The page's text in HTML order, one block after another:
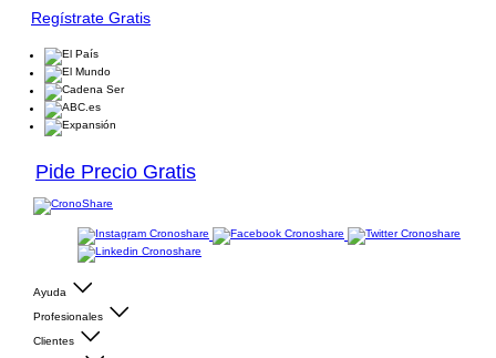
Regístrate Gratis
Pide Precio Gratis
Ayuda
Profesionales
Clientes